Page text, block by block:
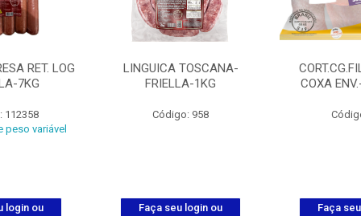
RET. LOG
7KG
112358
peso variável
login ou
LINGUICA TOSCANA-
FRIELLA-1KG
Código: 958
Faça seu login ou
COXA
Faça